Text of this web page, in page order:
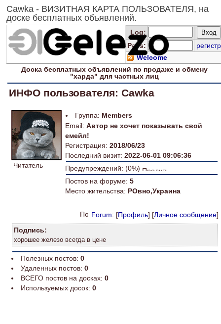
Cawka - ВИЗИТНАЯ КАРТА ПОЛЬЗОВАТЕЛЯ, на
доске бесплатных объявлений.
Log:
Pass:
регистр
Welcome
Доскабесплатных объявлений по продаже и обмену
"харда" длячастных лиц
ИНФО пользователя: Cawka
Читатель
Группа: Members
Email: Автор не хочет показывать свой
емейл!
Регистрация: 2018/06/23
Последний визит: 2022-06-01 09:06:36
Предупреждений: (0%)
Постов на форуме: 5
Место жительства: РОвно,Украина
Forum: [Профиль] [Личное сообщение]
Подпись:
хорошее железо всегда в цене
Полезных постов: 0
Удаленных постов: 0
ВСЕГО постов на досках: 0
Используемых досок: 0